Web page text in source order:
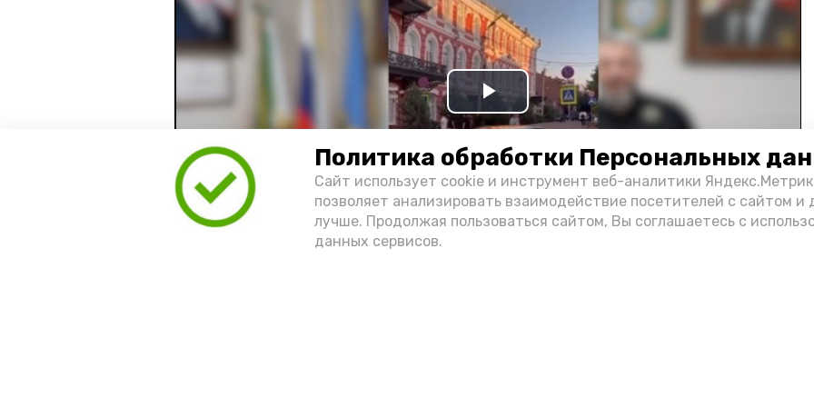
Политика обработки Персональных
Сайт использует cookie и инструмент веб-аналитики
позволяет анализировать взаимодействие посетителей с сайтом и
лучше. Продолжая пользоваться сайтом, Вы соглашаетесь с
данных сервисов.
Play
Video